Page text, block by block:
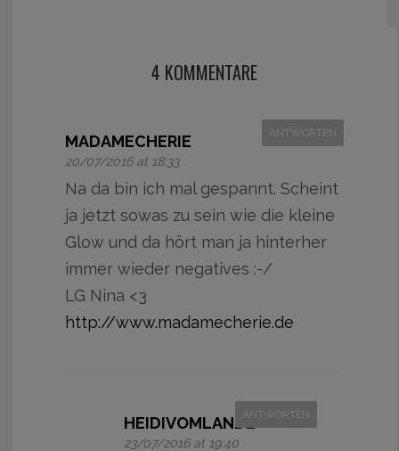
4 KOMMENTARE
MADAMECHERIE
20/07/2016 at 18:33
ANTWORTEN
Na da bin ich mal gespannt. Scheint
ja jetzt sowas zu sein wie die kleine
Glow und da hört man ja hinterher
immer wieder negatives :-/
LG Nina <3
http://www.madamecherie.de
HEIDIVOMLANDE
23/07/2016 at 19:40
ANTWORTEN